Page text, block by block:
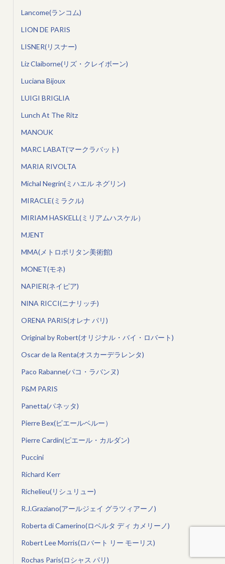
Lancome(ランコム)
LION DE PARIS
LISNER(リスナー)
Liz Claiborne(リズ・クレイボーン)
Luciana Bijoux
LUIGI BRIGLIA
Lunch At The Ritz
MANOUK
MARC LABAT(マークラバット)
MARIA RIVOLTA
Michal Negrin(ミハエル ネグリン)
MIRACLE(ミラクル)
MIRIAM HASKELL(ミリアムハスケル）
MJENT
MMA(メトロポリタン美術館)
MONET(モネ)
NAPIER(ネイピア)
NINA RICCI(ニナリッチ)
ORENA PARIS(オレナ パリ)
Original by Robert(オリジナル・バイ・ロバート)
Oscar de la Renta(オスカーデラレンタ)
Paco Rabanne(パコ・ラバンヌ)
P&M PARIS
Panetta(パネッタ)
Pierre Bex(ピエールベルー）
Pierre Cardin(ピエール・カルダン)
Puccini
Richard Kerr
Richelieu(リシュリュー)
R.J.Graziano(アールジェイ グラツィアーノ)
Roberta di Camerino(ロベルタ ディ カメリーノ)
Robert Lee Morris(ロバート リー モーリス)
Rochas Paris(ロシャス パリ)